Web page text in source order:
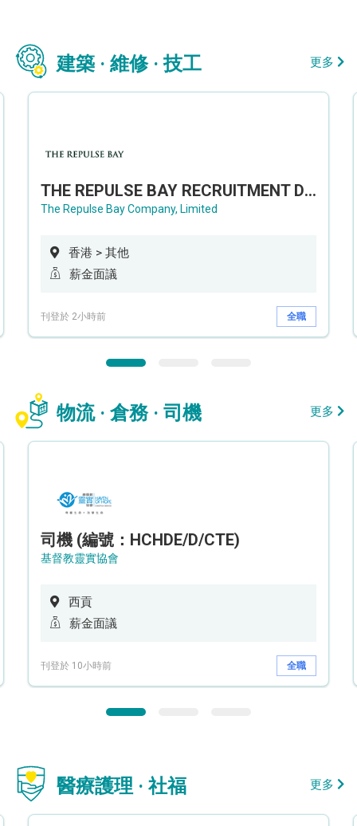
建築 · 維修 · 技工 更多
THE REPULSE BAY RECRUITMENT DAY 淺水灣影灣園人才招聘會
The Repulse Bay Company, Limited
香港 > 其他
薪金面議
刊登於 2小時前 全職
物流 · 倉務 · 司機 更多
司機 (編號：HCHDE/D/CTE)
基督教靈實協會
西貢
薪金面議
刊登於 10小時前 全職
醫療護理 · 社福 更多